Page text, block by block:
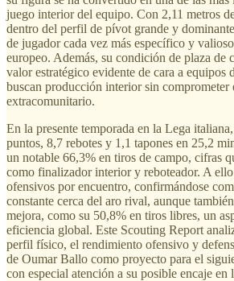
juego interior del equipo. Con 2,11 metros
dentro del perfil de pívot grande y
de jugador cada vez más específico y
europeo. Además, su condición de plaza de
valor estratégico evidente de cara a equipos
buscan producción interior sin comprometer
extracomunitario.
En la presente temporada en la Lega
puntos, 8,7 rebotes y 1,1 tapones en 25,2
un notable 66,3% en tiros de campo, cifras
como finalizador interior y reboteador. A
ofensivos por encuentro, confirmándose
constante cerca del aro rival, aunque
mejora, como su 50,8% en tiros libres, un
eficiencia global. Este Scouting Report
perfil físico, el rendimiento ofensivo y
de Oumar Ballo como proyecto para el
con especial atención a su posible encaje en